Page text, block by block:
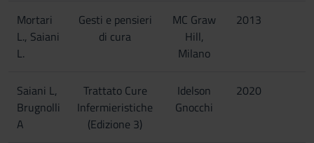
Mortari
L., Saiani
L.
Gesti e pensieri
di cura
MC Graw
Hill,
Milano
2013
Saiani L,
Brugnolli
A
Trattato Cure
Infermieristiche
(Edizione 3)
Idelson
Gnocchi
2020